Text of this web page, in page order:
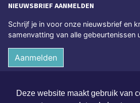
Deze website maakt gebruik van
NIEUWSBRIEF AANMELDEN
Schrijf je in voor onze nieuwsbrief en
samenvatting van alle gebeurtenissen
Aanmelden